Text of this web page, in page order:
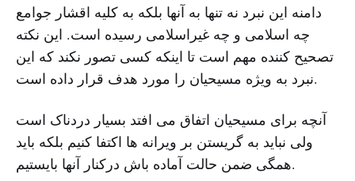
دامنه این نبرد نه تنها به آنها بلکه به کلیه اقشار جوامع
چه اسلامی و چه غیراسلامی رسیده است. این نکته
تصحیح کننده مهم است تا اینکه کسی تصور نکند که این
نبرد به ویژه مسیحیان را مورد هدف قرار داده است.
آنچه برای مسیحیان اتفاق می افتد بسیار دردناک است
ولی نباید به گریستن بر ویرانه ها اکتفا کنیم بلکه باید
همگی ضمن حالت آماده باش درکنار آنها بایستیم.